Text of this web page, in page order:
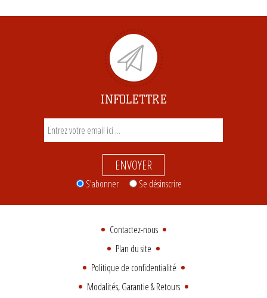
INFOLETTRE
ENVOYER
S'abonner Se désinscrire
Contactez-nous
Plan du site
Politique de confidentialité
Modalités, Garantie & Retours